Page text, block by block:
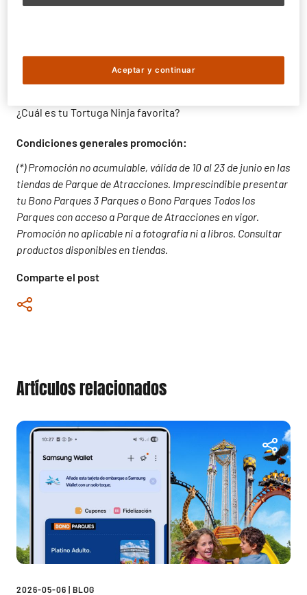
Comparte el post
Nickelodeon Landcon atracciones comoHero Spin,
en las tiendas de Parque de Atracciones, entre
los días 10 y 23 de junio para obtener tu 2×1.
¿Cuál es tu Tortuga Ninja favorita?
Condiciones generales promoción:
(*) Promoción no acumulable, válida de 10 al 23 de junio en las
tiendas de Parque de Atracciones. Imprescindible presentar
tu Bono Parques 3 Parques o Bono Parques Todos los
Parques con acceso a Parque de Atracciones en vigor.
Promoción no aplicable ni a fotografía ni a libros. Consultar
productos disponibles en tiendas.
Artículos relacionados
2026-05-06 | BLOG
Aceptar y continuar